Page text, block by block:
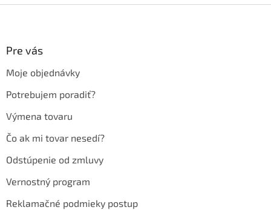
Pre vás
Moje objednávky
Potrebujem poradiť?
Výmena tovaru
Čo ak mi tovar nesedí?
Odstúpenie od zmluvy
Vernostný program
Reklamačné podmieky postup